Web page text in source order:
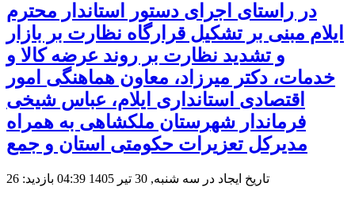
در راستای اجرای دستور استاندار محترم
ایلام مبنی بر تشکیل قرارگاه نظارت بر بازار
و تشدید نظارت بر روند عرضه کالا و
خدمات، دکتر میرزاد، معاون هماهنگی امور
اقتصادی استانداری ایلام، عباس شیخی
فرماندار شهرستان ملکشاهی به همراه
مدیرکل تعزیرات حکومتی استان و جمع
تاریخ ایجاد در سه شنبه, 30 تیر 1405 04:39 بازدید: 26